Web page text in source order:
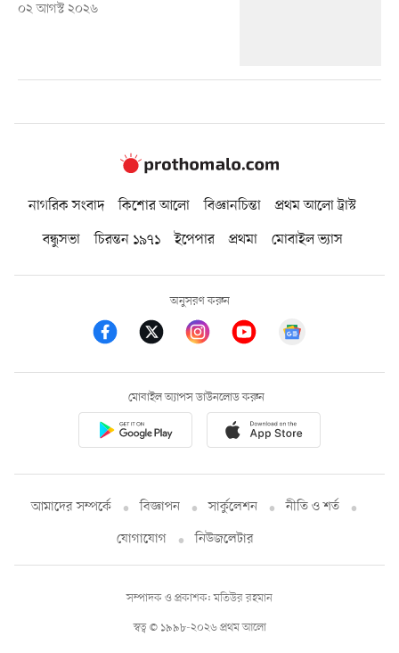
০২ আগস্ট ২০২৬
নাগরিক সংবাদ কিশোর আলো বিজ্ঞানচিন্তা
প্রথম আলো ট্রাস্ট
বন্ধুসভা
চিরন্তন ১৯৭১ ইপেপার প্রথমা মোবাইল ভ্যাস
অনুসরণ করুন
মোবাইল অ্যাপস ডাউনলোড করুন
আমাদের সম্পর্কে বিজ্ঞাপন সার্কুলেশন
নীতি ও শর্ত
যোগাযোগ
নিউজলেটার
স্বত্ব © ১৯৯৮-২০২৬ প্রথম আলো
সম্পাদক ও প্রকাশক: মতিউর রহমান